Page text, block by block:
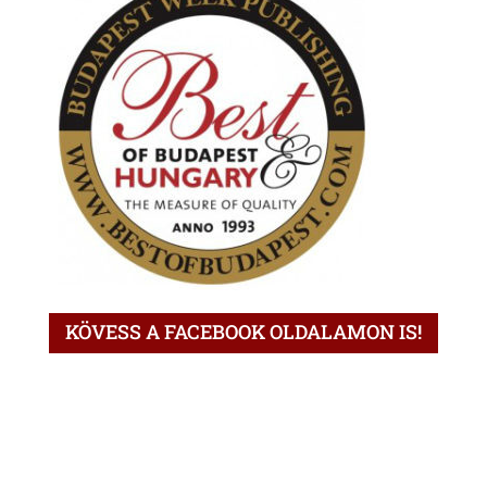
KÖVESS A FACEBOOK OLDALAMON IS!